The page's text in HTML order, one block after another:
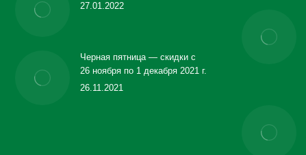
27.01.2022
Черная пятница — скидки с
26 ноября по 1 декабря 2021 г.
26.11.2021